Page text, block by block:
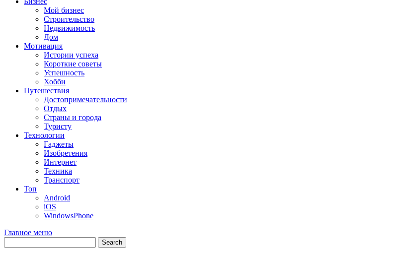
Мой бизнес
Строительство
Недвижимость
Дом
Мотивация
Истории успеха
Короткие советы
Успешность
Хобби
Путешествия
Достопримечательности
Отдых
Страны и города
Туристу
Технологии
Гаджеты
Изобретения
Интернет
Техника
Транспорт
Топ
Android
iOS
WindowsPhone
Главное меню